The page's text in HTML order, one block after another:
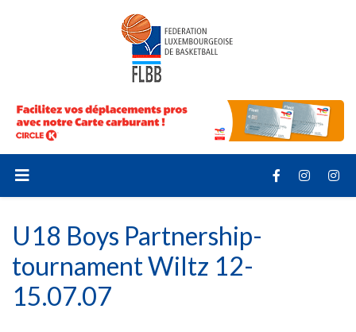
U18 Boys Partnership-
tournament Wiltz 12-
15.07.07